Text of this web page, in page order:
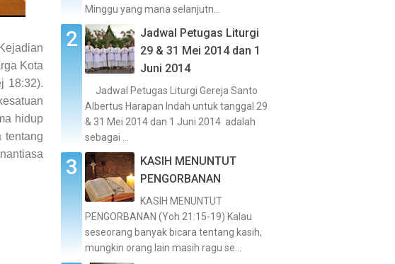
Kota
18:32).
hidup
tentang
Minggu yang mana selanjutn...
Jadwal Petugas Liturgi
29 & 31 Mei 2014 dan 1
Juni 2014
Jadwal Petugas Liturgi Gereja Santo
Albertus Harapan Indah untuk tanggal 29
& 31 Mei 2014 dan 1 Juni 2014 adalah
sebagai ...
KASIH MENUNTUT
PENGORBANAN
KASIH MENUNTUT
PENGORBANAN (Yoh 21:15-19) Kalau
seseorang banyak bicara tentang kasih,
mungkin orang lain masih ragu se...